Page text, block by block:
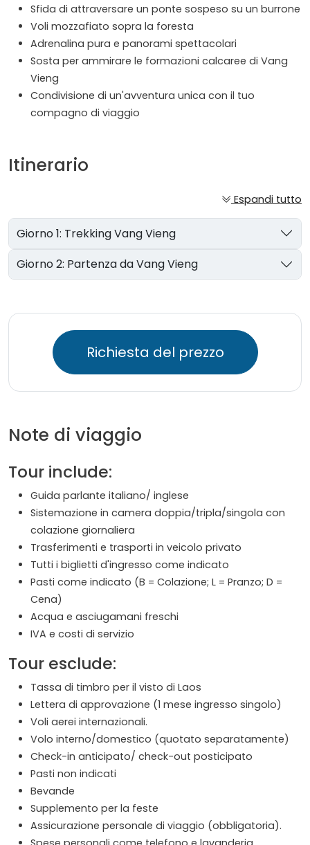
Sfida di attraversare un ponte sospeso su un burrone
Voli mozzafiato sopra la foresta
Adrenalina pura e panorami spettacolari
Sosta per ammirare le formazioni calcaree di Vang
Vieng
Condivisione di un'avventura unica con il tuo
compagno di viaggio
Itinerario
Espandi tutto
Giorno 1: Trekking Vang Vieng
Giorno 2: Partenza da Vang Vieng
Richiesta del prezzo
Note di viaggio
Tour include:
Guida parlante italiano/ inglese
Sistemazione in camera doppia/tripla/singola con
colazione giornaliera
Trasferimenti e trasporti in veicolo privato
Tutti i biglietti d'ingresso come indicato
Pasti come indicato (B = Colazione; L = Pranzo; D =
Cena)
Acqua e asciugamani freschi
IVA e costi di servizio
Tour esclude:
Tassa di timbro per il visto di Laos
Lettera di approvazione (1 mese ingresso singolo)
Voli aerei internazionali.
Volo interno/domestico (quotato separatamente)
Check-in anticipato/ check-out posticipato
Pasti non indicati
Bevande
Supplemento per la feste
Assicurazione personale di viaggio (obbligatoria).